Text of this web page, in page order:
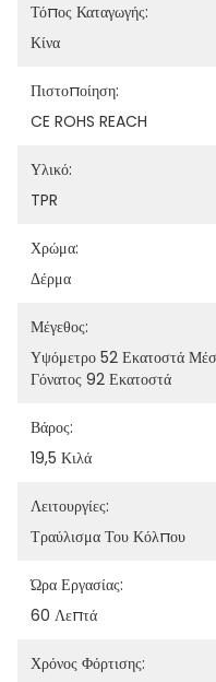
Τόπος Καταγωγής:
Κίνα
Πιστοποίηση:
CE ROHS REACH
Υλικό:
TPR
Χρώμα:
Δέρμα
Μέγεθος:
Υψόμετρο 52 Εκατοστά
Γόνατος 92 Εκατοστά
Βάρος:
19,5 Κιλά
Λειτουργίες:
Τραύλισμα Του Κόλπου
Ώρα Εργασίας:
60 Λεπτά
Χρόνος Φόρτισης: